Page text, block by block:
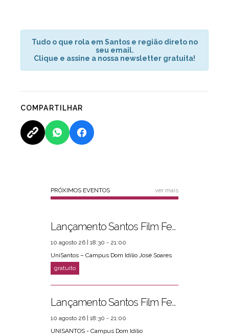
Tudo o que rola em Santos e região direto no
seu email.
Clique e assine a nossa newsletter gratuita!
COMPARTILHAR
PRÓXIMOS EVENTOS ver mais
Lançamento Santos Film Fest
10 agosto 26 | 18:30 - 21:00
UniSantos – Campus Dom Idílio José Soares
Lançamento Santos Film Fest
10 agosto 26 | 18:30 - 21:00
UNISANTOS - Campus Dom Idílio